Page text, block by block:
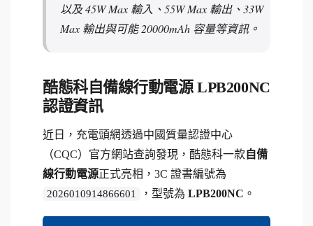
以及 45W Max 輸入、55W Max 輸出、33W
Max 輸出與可能 20000mAh 容量等資訊。
酷態科自備線行動電源 LPB200NC
認證資訊
近日，充電頭網透過中國質量認證中心
（CQC）官方網站查詢發現，酷態科一款自備
線行動電源正式亮相，3C 證書編號為
2026010914866601 ，型號為 LPB200NC 。